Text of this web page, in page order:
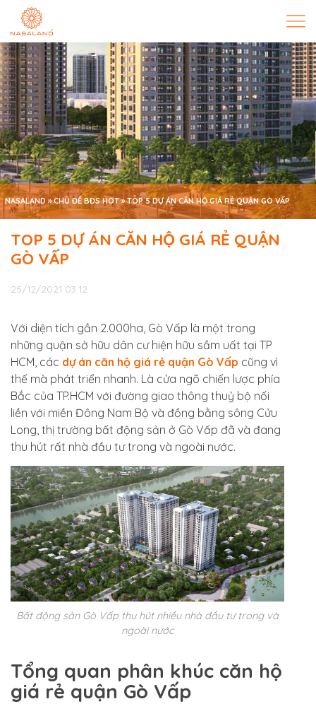
NASALAND »CHỦ ĐỀ BĐS HOT»TOP 5 DỰ ÁN CĂN HỘ GIÁ RẺ QUẬN GÒ VẤP
TOP 5 DỰ ÁN CĂN HỘ GIÁ RẺ QUẬN
GÒ VẤP
25/12/2021 03:12
Với diện tích gần 2.000ha, Gò Vấp là một trong
những quận sở hữu dân cư hiện hữu sầm uất tại TP
HCM, các dự án căn hộ giá rẻ quận Gò Vấp cũng vì
thế mà phát triển nhanh. Là cửa ngõ chiến lược phía
Bắc của TP.HCM với đường giao thông thuỷ bộ nối
liền với miền Đông Nam Bộ và đồng bằng sông Cửu
Long, thị trường bất động sản ở Gò Vấp đã và đang
thu hút rất nhà đầu tư trong và ngoài nước.
Bất động sản Gò Vấp thu hút nhiều nhà đầu tư trong và
ngoài nước
Tổng quan phân khúc căn hộ
giá rẻ quận Gò Vấp